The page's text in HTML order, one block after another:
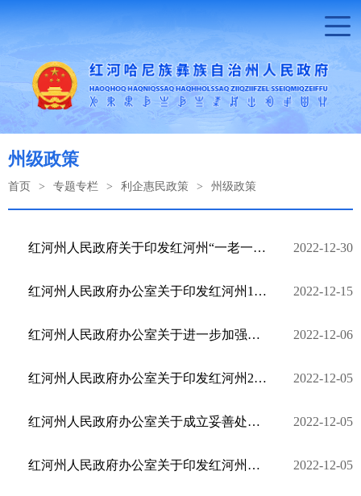
州级政策
首页 > 专题专栏 > 利企惠民政策 > 州级政策
红河州人民政府关于印发红河州“一老一小”整体解决方案的通知 2022-12-30
红河州人民政府办公室关于印发红河州12345政务服务便民热线与110报警服务台高效对接联动实施方案的通知 2022-12-15
红河州人民政府办公室关于进一步加强红河州校外托管机构管理的通知 2022-12-06
红河州人民政府办公室关于印发红河州2022年度优化营商环境工作考评办法的通知 2022-12-05
红河州人民政府办公室关于成立妥善处置州棚投公司债务工作领导小组的通知 2022-12-05
红河州人民政府办公室关于印发红河州推进城乡供水一体化三年行动实施方案（2022—2024年）的通知 2022-12-05